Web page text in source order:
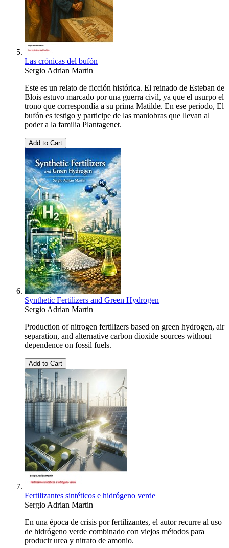
Las crónicas del bufón
Sergio Adrian Martin
Este es un relato de ficción histórica. El reinado de Esteban de
Blois estuvo marcado por una guerra civil, ya que el usurpo el
trono que correspondía a su prima Matilde. En ese periodo, El
bufón es testigo y participe de las maniobras que llevan al
poder a la familia Plantagenet.
Add to Cart
Synthetic Fertilizers and Green Hydrogen
Sergio Adrian Martin
Production of nitrogen fertilizers based on green hydrogen, air
separation, and alternative carbon dioxide sources without
dependence on fossil fuels.
Add to Cart
Fertilizantes sintéticos e hidrógeno verde
Sergio Adrian Martin
En una época de crisis por fertilizantes, el autor recurre al uso
de hidrógeno verde combinado con viejos métodos para
producir urea y nitrato de amonio.